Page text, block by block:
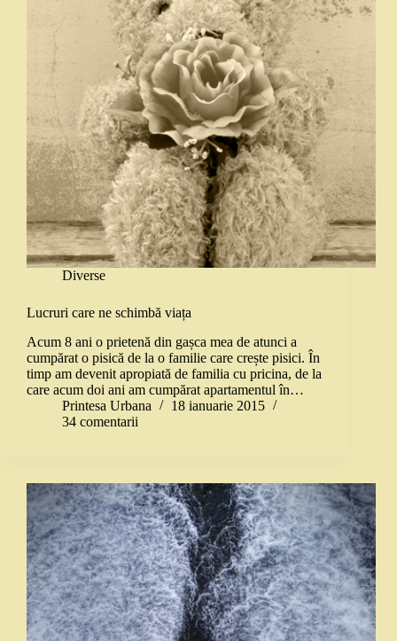
Diverse
Lucruri care ne schimbă viața
Acum 8 ani o prietenă din gașca mea de atunci a
cumpărat o pisică de la o familie care crește pisici. În
timp am devenit apropiată de familia cu pricina, de la
care acum doi ani am cumpărat apartamentul în…
Printesa Urbana
18 ianuarie 2015
34 comentarii